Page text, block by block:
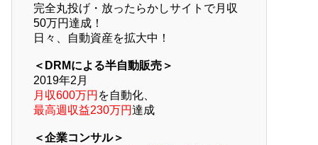
完全丸投げ・放ったらかしサイトで月収
50万円達成！
日々、自動資産を拡大中！
＜DRMによる半自動販売＞
2019年2月
月収600万円 を自動化、
最高週収益230万円達成
＜企業コンサル＞